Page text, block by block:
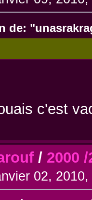
de:
c'est
/ 2000
02,